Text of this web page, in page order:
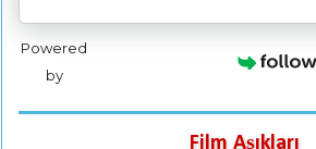
Powered
by
Film Aşıkları